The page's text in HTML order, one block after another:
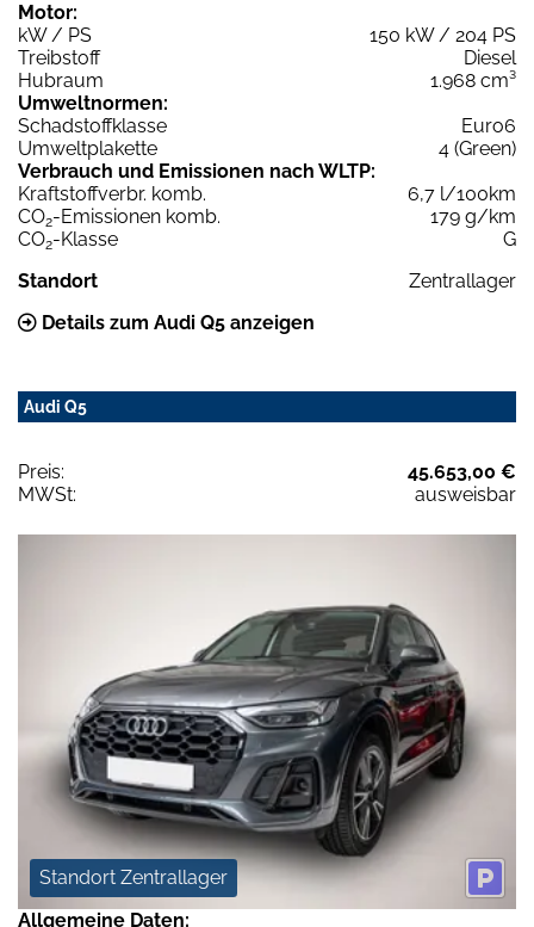
Motor:
kW / PS
150 kW / 204 PS
Treibstoff
Diesel
Hubraum
1.968 cm³
Umweltnormen:
Schadstoffklasse
Euro6
Umweltplakette
4 (Green)
Verbrauch und Emissionen nach WLTP:
Kraftstoffverbr. komb.
6,7 l/100km
CO2-Emissionen komb.
179 g/km
CO2-Klasse
G
Standort
Zentrallager
Details zum Audi Q5 anzeigen
Audi Q5
Preis:
45.653,00 €
MWSt:
ausweisbar
Standort Zentrallager
Allgemeine Daten: